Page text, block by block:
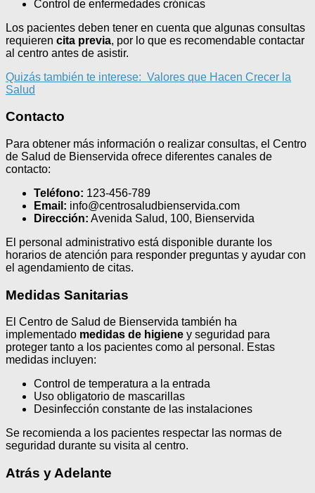
Control de enfermedades crónicas
Los pacientes deben tener en cuenta que algunas consultas
requieren cita previa, por lo que es recomendable contactar
al centro antes de asistir.
Quizás también te interese: Valores que Hacen Crecer la
Salud
Contacto
Para obtener más información o realizar consultas, el Centro
de Salud de Bienservida ofrece diferentes canales de
contacto:
Teléfono: 123-456-789
Email: info@centrosaludbienservida.com
Dirección: Avenida Salud, 100, Bienservida
El personal administrativo está disponible durante los
horarios de atención para responder preguntas y ayudar con
el agendamiento de citas.
Medidas Sanitarias
El Centro de Salud de Bienservida también ha
implementado medidas de higiene y seguridad para
proteger tanto a los pacientes como al personal. Estas
medidas incluyen:
Control de temperatura a la entrada
Uso obligatorio de mascarillas
Desinfección constante de las instalaciones
Se recomienda a los pacientes respectar las normas de
seguridad durante su visita al centro.
Atrás y Adelante